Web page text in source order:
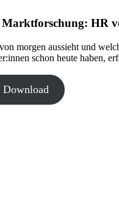
HR
morgen aussieht und
schon heute haben,
Download